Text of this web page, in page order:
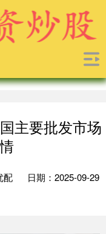
主要批发市场
配
日期：2025-09-29